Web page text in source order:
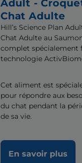
Adult -
Chat Adulte
Hill’s Science Plan
Chat Adulte au
complet spécialement
technologie
Cet aliment est
pour répondre aux
du chat pendant la
de sa vie.
En savoir plus